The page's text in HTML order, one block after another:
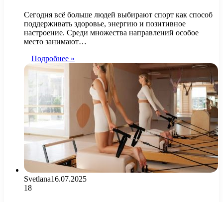
Сегодня всё больше людей выбирают спорт как способ
поддерживать здоровье, энергию и позитивное
настроение. Среди множества направлений особое
место занимают…
Подробнее »
Svetlana16.07.2025
18